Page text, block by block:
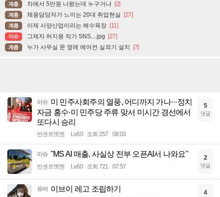
계층 차에서 5만원 나왔는데 누구거냐 [2]
계층 채용담당자가 느끼는 20대 취업현실 [27]
계층 이제 사양산업이라는 해수욕장 [11]
이슈 그제자 허지웅 작가 SNS....jpg [27]
계층 누가 사무실 문 옆에 에어컨 실외기 설치 [7]
이슈 미 민주사회주의 열풍, 어디까지 가나···정치
자금 홍수·미 민주당 주류 맞서 미시간 경선에서
또다시 승리
빈센트멧젠 Lv.60 조회 257 08:03
5
댓글
이슈 "MS AI 매출, 사실상 전부 오픈AI서 나와요"
빈센트멧젠 Lv.60 조회 721 07:57
2
댓글
유머 이브이 레고 조립하기 4